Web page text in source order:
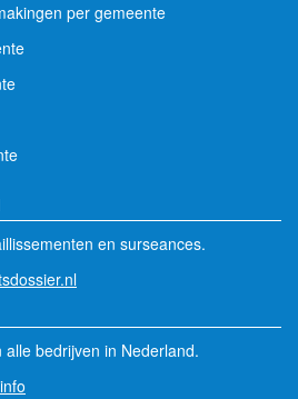
per gemeente
en surseances.
bedrijven in Nederland.